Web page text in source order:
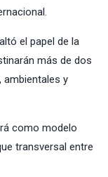
el papel de la
más de dos
ambientales y
como modelo
transversal entre